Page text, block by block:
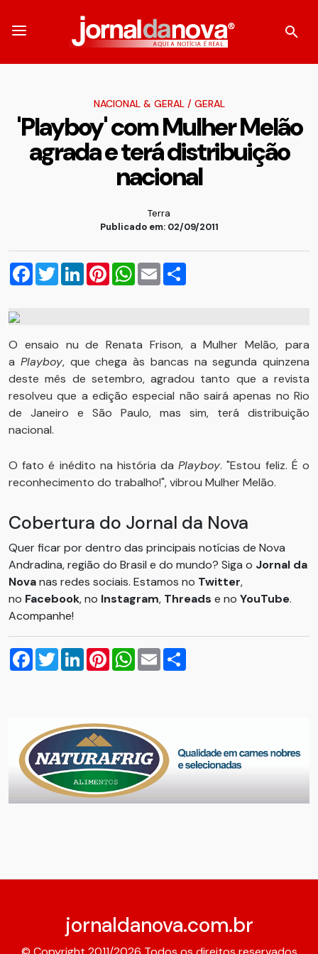
NACIONAL & GERAL/ GERAL
'Playboy' com Mulher Melão
agrada e terá distribuição
nacional
Terra
Publicado em: 02/09/2011
Facebook
TwitterLinkedInPinterestWhatsApp
Email
O ensaio nu de Renata Frison, a Mulher Melão, para
a Playboy, que chega às bancas na segunda quinzena
deste mês de setembro, agradou tanto que a revista
resolveu que a edição especial não sairá apenas no Rio
de Janeiro e São Paulo, mas sim, terá distribuição
nacional.
O fato é inédito na história daPlayboy. "Estou feliz. É o
reconhecimento do trabalho!", vibrou Mulher Melão.
Cobertura do Jornal da Nova
Quer ficar por dentro das principais notícias de Nova
Andradina, região do Brasil e do mundo? Siga o Jornal da
Novanas redes sociais. Estamos no Twitter,
no Facebook, no Instagram, Threads e no YouTube.
Acompanhe!
Facebook
TwitterLinkedInPinterestWhatsApp
Email
jornaldanova.com.br